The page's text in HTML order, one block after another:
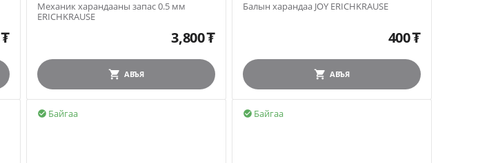
₮
Механик харандааны запас 0.5 мм
ERICHKRAUSE
3,800₮
АВЪЯ
Балын харандаа JOY ERICHKRAUSE
400₮
АВЪЯ
Байгаа
 Байгаа
